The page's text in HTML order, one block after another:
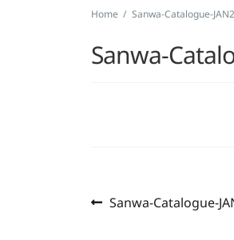
Home / Sanwa-Catalogue-
Sanwa-
แนะแนว
Previous
Sanwa-Catalogue-